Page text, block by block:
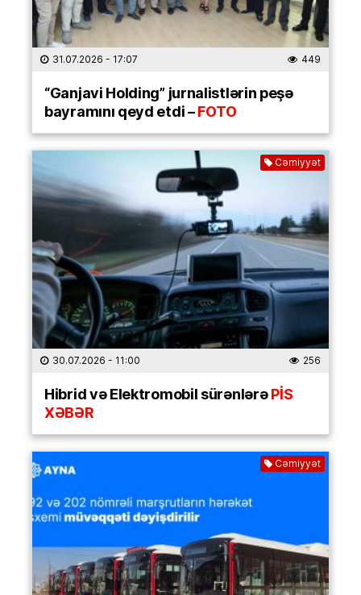
31.07.2026 - 17:07 449
“Ganjavi Holding” jurnalistlərin peşə
bayramını qeyd etdi –FOTO
Cəmiyyət
30.07.2026 - 11:00 256
Hibrid və Elektromobil sürənlərəPİS
XƏBƏR
Cəmiyyət